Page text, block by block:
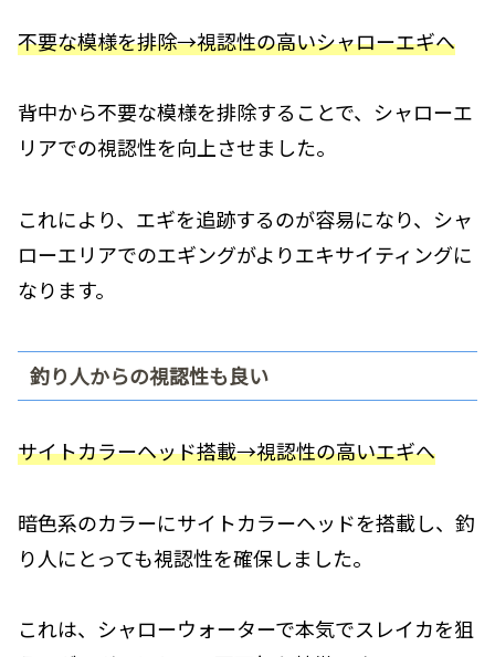
不要な模様を排除→視認性の高いシャローエギへ
背中から不要な模様を排除することで、シャローエ
リアでの視認性を向上させました。
これにより、エギを追跡するのが容易になり、シャ
ローエリアでのエギングがよりエキサイティングに
なります。
釣り人からの視認性も良い
サイトカラーヘッド搭載→視認性の高いエギへ
暗色系のカラーにサイトカラーヘッドを搭載し、釣
り人にとっても視認性を確保しました。
これは、シャローウォーターで本気でスレイカを狙